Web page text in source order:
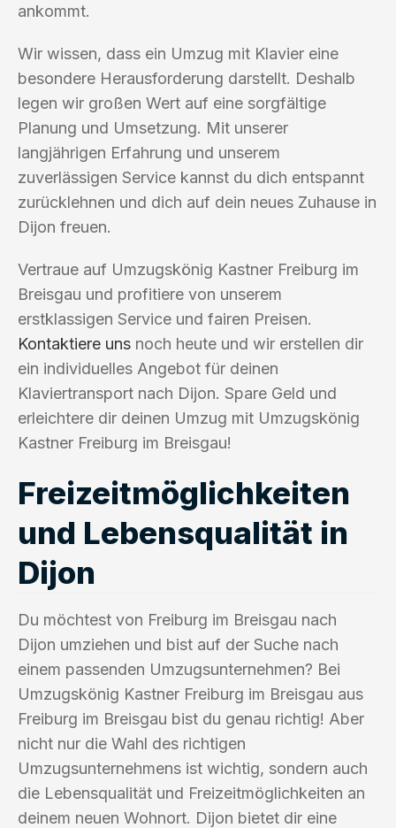
ankommt.
Wir wissen, dass ein Umzug mit Klavier eine
besondere Herausforderung darstellt. Deshalb
legen wir großen Wert auf eine sorgfältige
Planung und Umsetzung. Mit unserer
langjährigen Erfahrung und unserem
zuverlässigen Service kannst du dich entspannt
zurücklehnen und dich auf dein neues Zuhause in
Dijon freuen.
Vertraue auf Umzugskönig Kastner Freiburg im
Breisgau und profitiere von unserem
erstklassigen Service und fairen Preisen.
Kontaktiere uns noch heute und wir erstellen dir
ein individuelles Angebot für deinen
Klaviertransport nach Dijon. Spare Geld und
erleichtere dir deinen Umzug mit Umzugskönig
Kastner Freiburg im Breisgau!
Freizeitmöglichkeiten
und Lebensqualität in
Dijon
Du möchtest von Freiburg im Breisgau nach
Dijon umziehen und bist auf der Suche nach
einem passenden Umzugsunternehmen? Bei
Umzugskönig Kastner Freiburg im Breisgau aus
Freiburg im Breisgau bist du genau richtig! Aber
nicht nur die Wahl des richtigen
Umzugsunternehmens ist wichtig, sondern auch
die Lebensqualität und Freizeitmöglichkeiten an
deinem neuen Wohnort. Dijon bietet dir eine